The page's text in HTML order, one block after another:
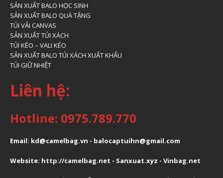
SẢN XUẤT BALO HỌC SINH
SẢN XUẤT BALO QUÀ TẶNG
TÚI VẢI CANVAS
SẢN XUẤT TÚI XÁCH
TÚI KÉO – VALI KÉO
SẢN XUẤT BALO TÚI XÁCH XUẤT KHẨU
TÚI GIỮ NHIỆT
Liên hệ:
Hotline: 0975.789.770
Email: kd@camelbag.vn - balocaptuihn@gmail.com
Website: http://camelbag.net - Sanxuat.xyz - Vinbag.net